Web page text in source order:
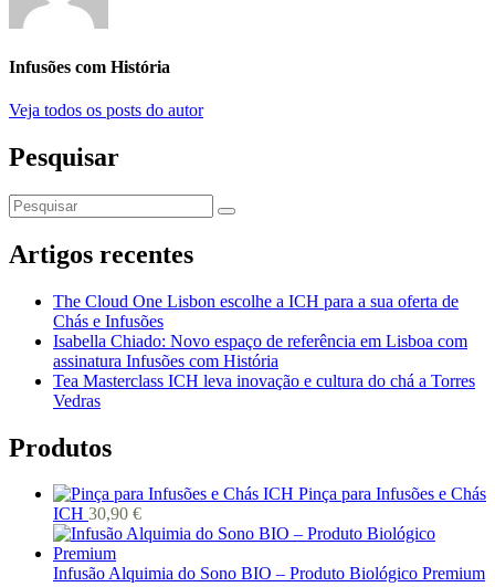
Infusões com História
Veja todos os posts do autor
Pesquisar
Artigos recentes
The Cloud One Lisbon escolhe a ICH para a sua oferta de
Chás e Infusões
Isabella Chiado: Novo espaço de referência em Lisboa com
assinatura Infusões com História
Tea Masterclass ICH leva inovação e cultura do chá a Torres
Vedras
Produtos
Pinça para Infusões e Chás
ICH 30,90 €
Infusão Alquimia do Sono BIO – Produto Biológico Premium